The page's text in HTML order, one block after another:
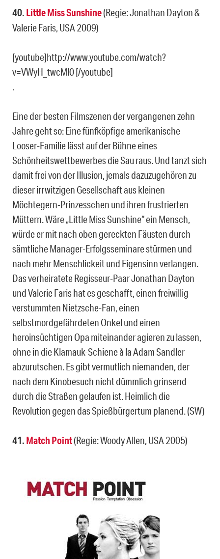
40. Little Miss Sunshine(Regie: Jonathan Dayton &
Valerie Faris, USA 2009)
[youtube]http://www.youtube.com/watch?
v=VWyH_twcMl0 [/youtube]
.
Eine der besten Filmszenen der vergangenen zehn
Jahre geht so: Eine fünfköpfige amerikanische
Looser-Familie lässt auf der Bühne eines
Schönheitswettbewerbes die Sau raus. Und tanzt sich
damit frei von der Illusion, jemals dazuzugehören zu
dieser irrwitzigen Gesellschaft aus kleinen
Möchtegern-Prinzesschen und ihren frustrierten
Müttern. Wäre „Little Miss Sunshine“ ein Mensch,
würde er mit nach oben gereckten Fäusten durch
sämtliche Manager-Erfolgsseminare stürmen und
nach mehr Menschlickeit und Eigensinn verlangen.
Das verheiratete Regisseur-Paar Jonathan Dayton
und Valerie Faris hat es geschafft, einen freiwillig
verstummten Nietzsche-Fan, einen
selbstmordgefährdeten Onkel und einen
heroinsüchtigen Opa miteinander agieren zu lassen,
ohne in die Klamauk-Schiene à la Adam Sandler
abzurutschen. Es gibt vermutlich niemanden, der
nach dem Kinobesuch nicht dümmlich grinsend
durch die Straßen gelaufen ist. Heimlich die
Revolution gegen das Spießbürgertum planend. (SW)
41. Match Point(Regie: Woody Allen, USA 2005)